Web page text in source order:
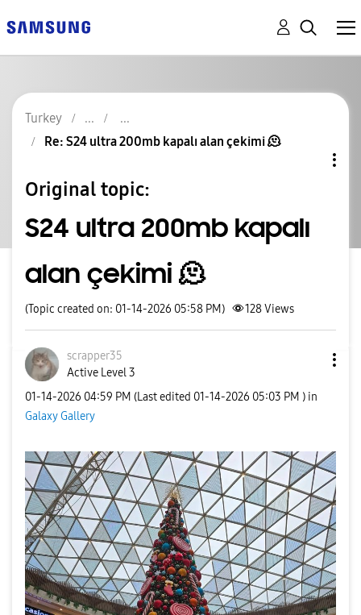
Turkey
Re: S24 ultra 200mb kapalı alan çekimi 🫠
Original topic:
S24 ultra 200mb kapalı
alan çekimi 🫠
(Topic created on: 01-14-2026 05:58 PM) 128Views
scrapper35
Active Level 3
‎01-14-2026 04:59 PM (Last edited ‎01-14-2026 05:03 PM ) in
Galaxy Gallery